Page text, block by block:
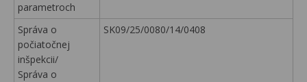
parametroch
Správa o
počiatočnej
inšpekcii/
Správa o
SK09/25/0080/14/0408